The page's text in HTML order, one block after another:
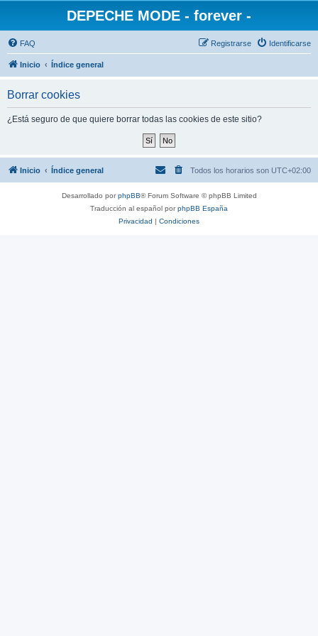
DEPECHE MODE - forever -
FAQ Identificarse
Registrarse
Inicio Índice general
Borrar cookies
¿Está seguro de que quiere borrar todas las cookies de este sitio?
Inicio Índice general Todos los horarios son UTC+02:00
Desarrollado porphpBB® Forum Software © phpBB Limited
Traducción al español porphpBB España
Privacidad | Condiciones